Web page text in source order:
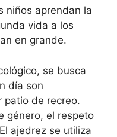
niños aprendan la
vida a los
en grande.
se busca
día son
patio de recreo.
género, el respeto
ajedrez se utiliza